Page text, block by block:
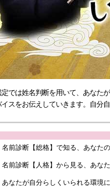
定では姓名判断を用いて、あなた
イスをお伝えしていきます。自分
名前診断【総格】で知る、あなた
名前診断【人格】から見る、あな
あなたが自分らしくいられる環境